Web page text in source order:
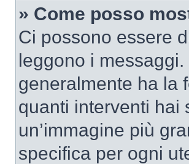
» Come posso
Ci possono essere
leggono i
generalmente ha la
quanti interventi hai
un’immagine più
specifica per ogni